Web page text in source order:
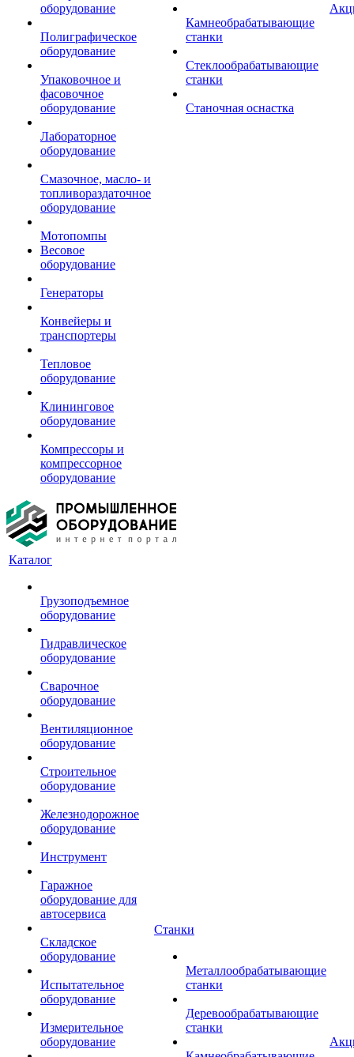
оборудование
Полиграфическое
оборудование
Упаковочное и
фасовочное
оборудование
Лабораторное
оборудование
Смазочное, масло- и
топливораздаточное
оборудование
Мотопомпы
Весовое
оборудование
Генераторы
Конвейеры и
транспортеры
Тепловое
оборудование
Клининговое
оборудование
Компрессоры и
компрессорное
оборудование
Камнеобрабатывающие
станки
Стеклообрабатывающие
станки
Станочная оснастка
Каталог
Грузоподъемное
оборудование
Гидравлическое
оборудование
Сварочное
оборудование
Вентиляционное
оборудование
Строительное
оборудование
Железнодорожное
оборудование
Инструмент
Гаражное
оборудование для
автосервиса
Складское
оборудование
Испытательное
оборудование
Измерительное
оборудование
Станки
Металлообрабатывающие
станки
Деревообрабатывающие
станки